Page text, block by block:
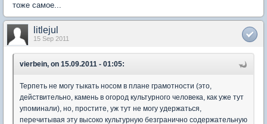
тоже самое...
litlejul
15 Sep 2011
vierbein, on 15.09.2011 - 01:05:
Терпеть не могу тыкать носом в плане грамотности (это,
действительно, камень в огород культурного человека, как уже тут
упоминали), но, простите, уж тут не могу удержаться,
перечитывая эту высоко культурную безгранично содержательную